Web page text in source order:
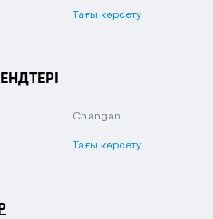
Тағы көрсету
Changan
Тағы көрсету